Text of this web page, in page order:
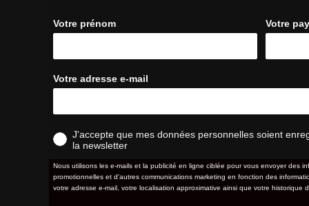
Votre prénom Votre
Votre adresse e-mail
J'accepte que mes données personnelles soient
la newsletter
Nous utilisons les e-mails et la publicité en ligne ciblée pour vous envoyer des
promotionnelles et d'autres communications marketing en fonction des
votre adresse e-mail, votre localisation approximative ainsi que votre historique